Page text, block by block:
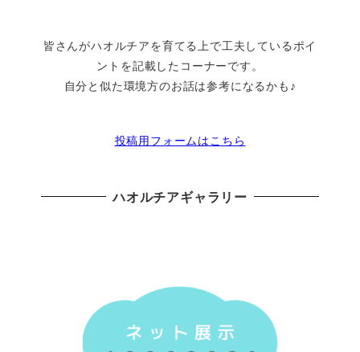
皆さんがハオルチアを育てる上で工夫しているポイ
ントを記載したコーナーです。
自分と似た環境方のお話は参考になるかも♪
投稿用フォームはこちら
ハオルチアギャラリー